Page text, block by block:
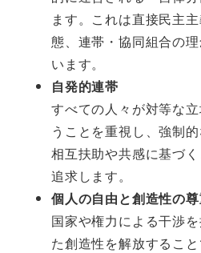
ます。これは直接民主
態、連帯・協同組合の
います。
自発的連帯
すべての人々が対等な
うことを重視し、強制
相互扶助や共感に基づ
追求します。
個人の自由と創造性の
国家や権力による干渉
た創造性を解放するこ